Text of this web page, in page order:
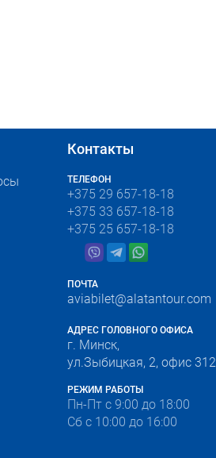
Контакты
ТЕЛЕФОН
+375 29 657-18-18
+375 33 657-18-18
+375 25 657-18-18
ПОЧТА
aviabilet@alatantour.com
АДРЕС ГОЛОВНОГО ОФИСА
г. Минск,
ул.Зыбицкая, 2, офис 312
РЕЖИМ РАБОТЫ
Пн-Пт с 9:00 до 18:00
Сб с 10:00 до 16:00